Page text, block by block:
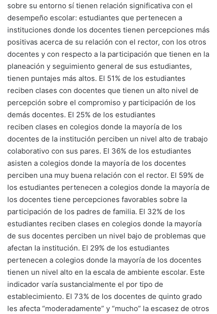
sobre su entorno sí tienen relación significativa con el
desempeño escolar: estudiantes que pertenecen a
instituciones donde los docentes tienen percepciones más
positivas acerca de su relación con el rector, con los otros
docentes y con respecto a la participación que tienen en la
planeación y seguimiento general de sus estudiantes,
tienen puntajes más altos. El 51% de los estudiantes
reciben clases con docentes que tienen un alto nivel de
percepción sobre el compromiso y participación de los
demás docentes. El 25% de los estudiantes
reciben clases en colegios donde la mayoría de los
docentes de la institución perciben un nivel alto de trabajo
colaborativo con sus pares. El 36% de los estudiantes
asisten a colegios donde la mayoría de los docentes
perciben una muy buena relación con el rector. El 59% de
los estudiantes pertenecen a colegios donde la mayoría de
los docentes tiene percepciones favorables sobre la
participación de los padres de familia. El 32% de los
estudiantes reciben clases en colegios donde la mayoría
de sus docentes perciben un nivel bajo de problemas que
afectan la institución. El 29% de los estudiantes
pertenecen a colegios donde la mayoría de los docentes
tienen un nivel alto en la escala de ambiente escolar. Este
indicador varía sustancialmente el por tipo de
establecimiento. El 73% de los docentes de quinto grado
les afecta “moderadamente” y “mucho” la escasez de otros